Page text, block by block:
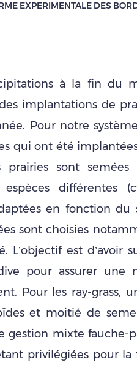
EXPERIMENTALE DES
à la fin du
implantations de
Pour notre
qui ont été
prairies sont
différentes
en fonction du
sont choisies
L’objectif est d’avoir
pour assurer une
Pour les ray-grass,
et moitié de
gestion mixte fauche-
privilégiées pour la